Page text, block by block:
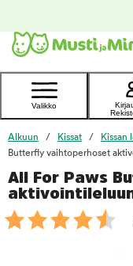
Ota yhteyttä
asiakaspalveluun
Valikko
Alkuun Kissat Kissan
Butterfly vaihtoperhoset
All For Paws
foo